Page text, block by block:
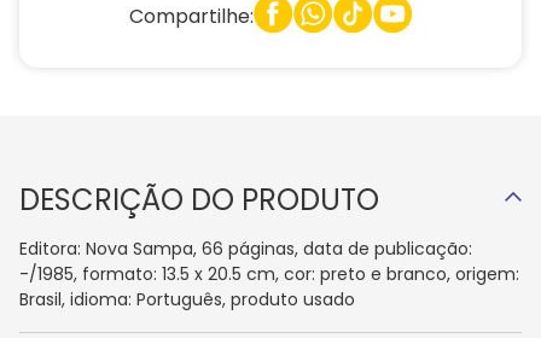
Compartilhe:
DESCRIÇÃO DO PRODUTO
Editora: Nova Sampa, 66 páginas, data de publicação:
-/1985, formato: 13.5 x 20.5 cm, cor: preto e branco, origem:
Brasil, idioma: Português, produto usado